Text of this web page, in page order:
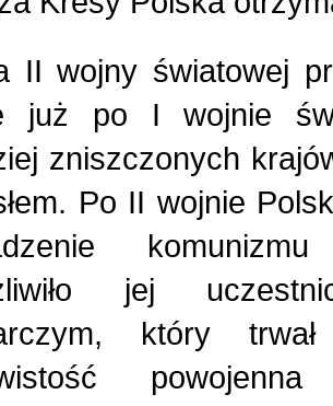
II wojny światowej
już po I wojnie
zniszczonych
Po II wojnie
jej
który